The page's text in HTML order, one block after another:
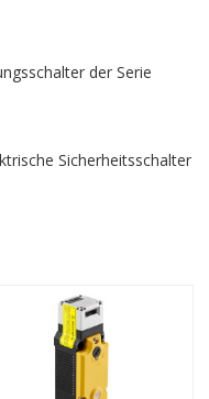
der Serie
Sicherheitsschalter